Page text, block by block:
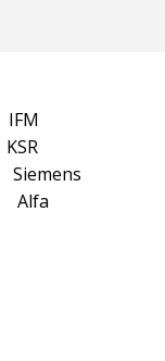
IFM
KSR
Siemens
Alfa